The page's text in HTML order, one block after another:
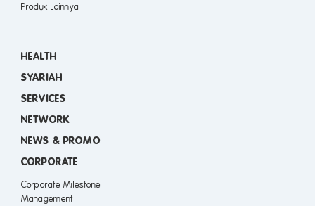
Produk Lainnya
HEALTH
SYARIAH
SERVICES
NETWORK
NEWS & PROMO
CORPORATE
Corporate Milestone
Management